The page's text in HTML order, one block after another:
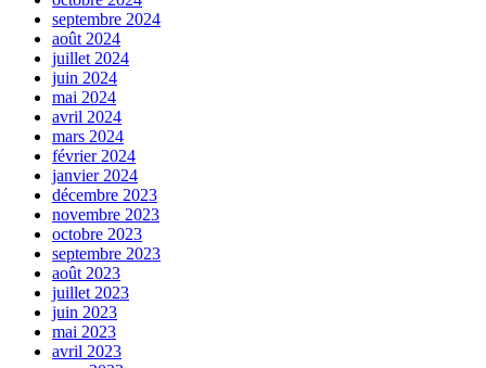
septembre 2024
août 2024
juillet 2024
juin 2024
mai 2024
avril 2024
mars 2024
février 2024
janvier 2024
décembre 2023
novembre 2023
octobre 2023
septembre 2023
août 2023
juillet 2023
juin 2023
mai 2023
avril 2023